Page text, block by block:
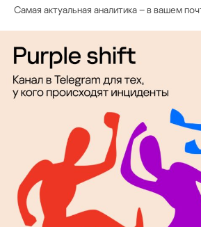
Самая актуальная аналитика – в вашем